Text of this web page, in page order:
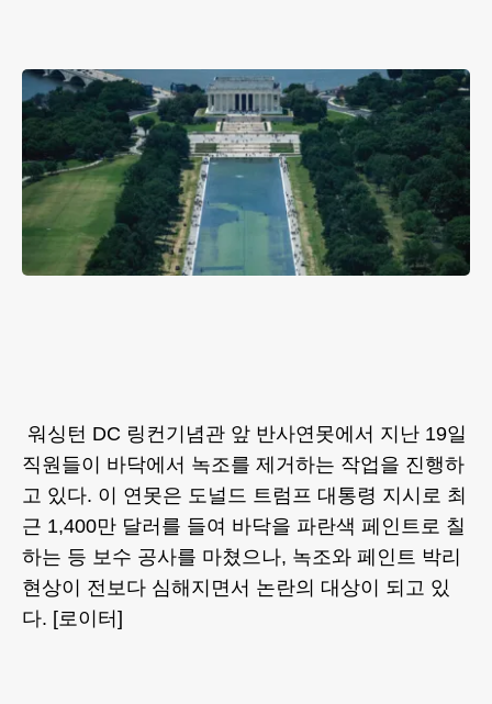
워싱턴 DC 링컨기념관 앞 반사연못에서 지난 19일
직원들이 바닥에서 녹조를 제거하는 작업을 진행하
고 있다. 이 연못은 도널드 트럼프 대통령 지시로 최
근 1,400만 달러를 들여 바닥을 파란색 페인트로 칠
하는 등 보수 공사를 마쳤으나, 녹조와 페인트 박리
현상이 전보다 심해지면서 논란의 대상이 되고 있
다. [로이터]